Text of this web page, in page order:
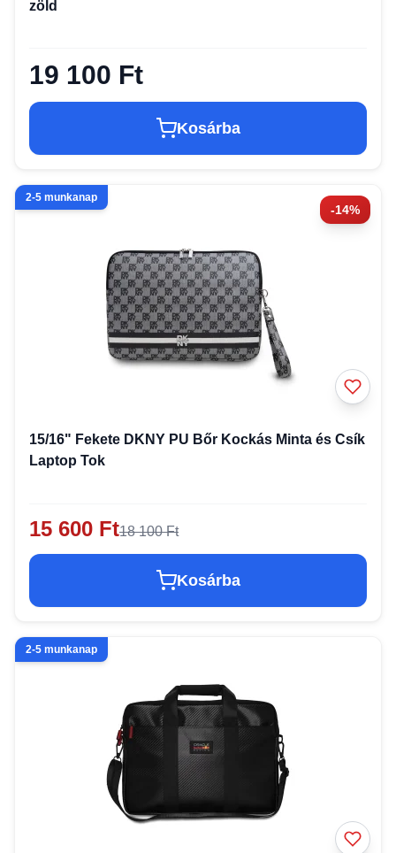
zöld
19 100 Ft
Kosárba
-14%
2-5 munkanap
15/16" Fekete DKNY PU Bőr Kockás Minta és Csík
Laptop Tok
15 600 Ft18 100 Ft
Kosárba
2-5 munkanap